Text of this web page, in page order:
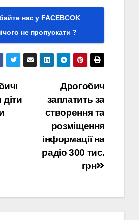
нас у FACEBOOK
не пропускати ?
Дрогобич
заплатить за
створення та
розміщення
інформації на
радіо 300 тис.
грн